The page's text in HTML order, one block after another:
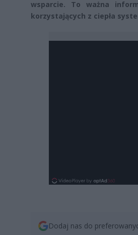
wsparcie. To ważna
korzystających z ciepła
Dodaj nas do